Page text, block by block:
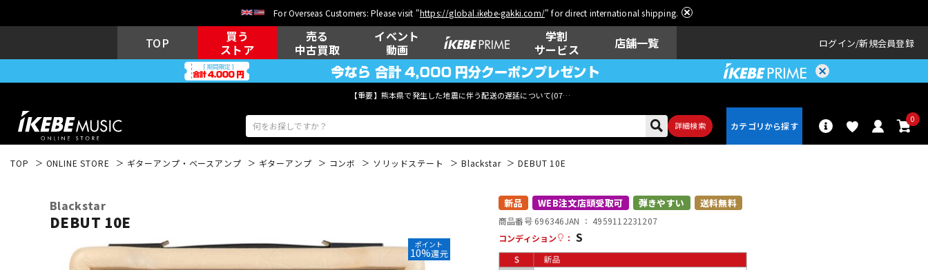
For Overseas Customers: Please visit "https://global.ikebe-gakki.com/" for direct international shipping.
TOP
買う
ストア
売る
中古買取
イベント
動画
学割
サービス
店舗一覧 ログイン 新規会員登録
【重要】熊本県で発生した地震に伴う配送の遅延について(07月29日
詳細検索
0
ウクレレ ドラム
キーボード 管楽器 その他楽器
TOP ONLINE STORE ギターアンプ・ベースアンプ ギターアンプ コンボ ソリッドステート Blackstar DEBUT 10E
Blackstar
DEBUT 10E
ポイント
10%還元
新品 WEB注文店頭受取可 弾きやすい 送料無料
商品番号 696346JAN ： 4959112231207
コンディション
： S